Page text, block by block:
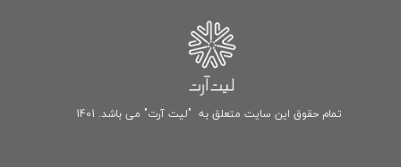
تمام حقوق این سایت متعلق به "لیت آرت" می باشد. 1401